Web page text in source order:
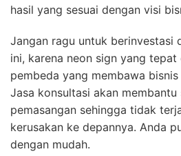
hasil yang sesuai dengan visi
Jangan ragu untuk berinvestasi
ini, karena neon sign yang
pembeda yang membawa
Jasa konsultasi akan membantu
pemasangan sehingga tidak
kerusakan ke depannya. Anda
dengan mudah.